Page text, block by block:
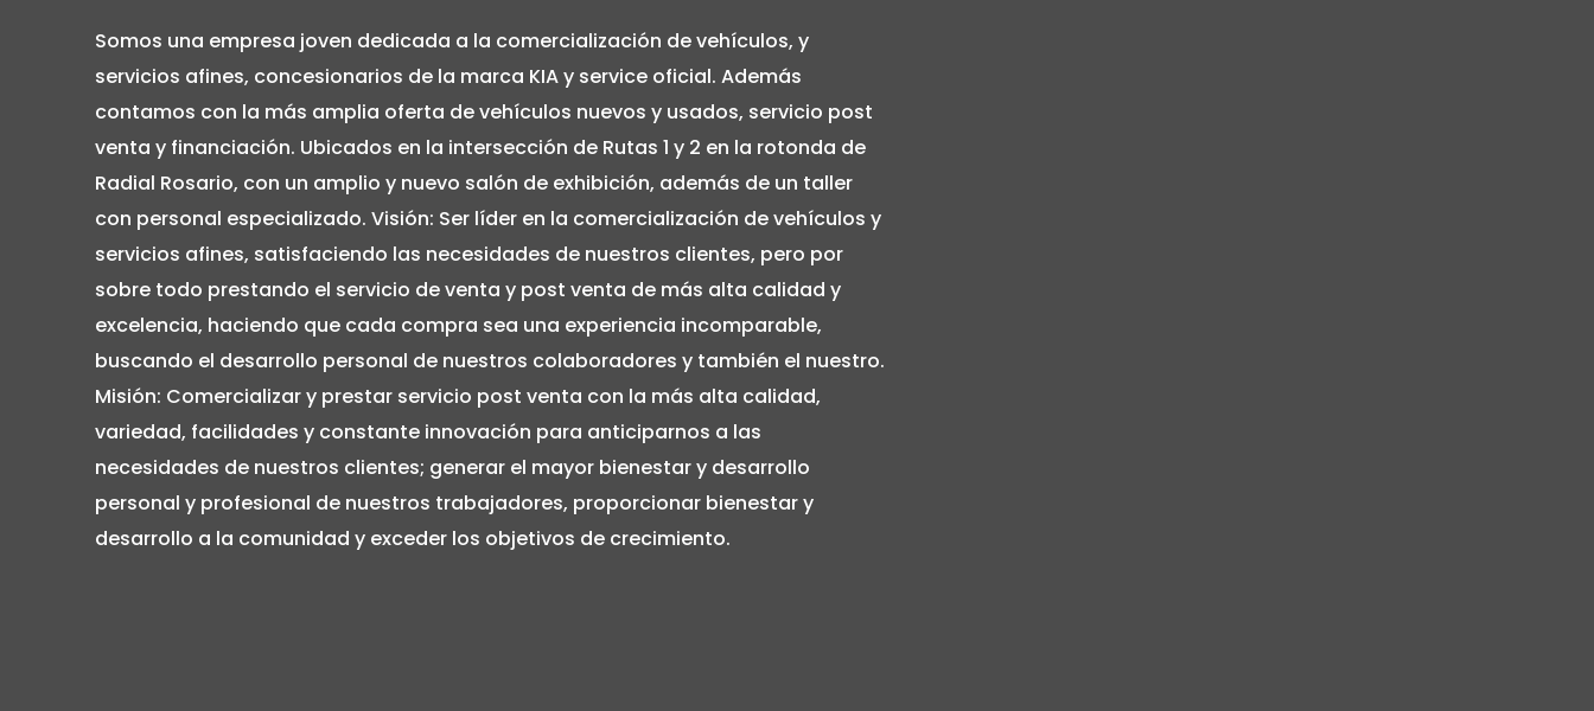
Somos una empresa joven dedicada a la comercialización de vehículos, y
servicios afines, concesionarios de la marca KIA y service oficial. Además
contamos con la más amplia oferta de vehículos nuevos y usados, servicio post
venta y financiación. Ubicados en la intersección de Rutas 1 y 2 en la rotonda de
Radial Rosario, con un amplio y nuevo salón de exhibición, además de un taller
con personal especializado. Visión: Ser líder en la comercialización de vehículos y
servicios afines, satisfaciendo las necesidades de nuestros clientes, pero por
sobre todo prestando el servicio de venta y post venta de más alta calidad y
excelencia, haciendo que cada compra sea una experiencia incomparable,
buscando el desarrollo personal de nuestros colaboradores y también el nuestro.
Misión: Comercializar y prestar servicio post venta con la más alta calidad,
variedad, facilidades y constante innovación para anticiparnos a las
necesidades de nuestros clientes; generar el mayor bienestar y desarrollo
personal y profesional de nuestros trabajadores, proporcionar bienestar y
desarrollo a la comunidad y exceder los objetivos de crecimiento.